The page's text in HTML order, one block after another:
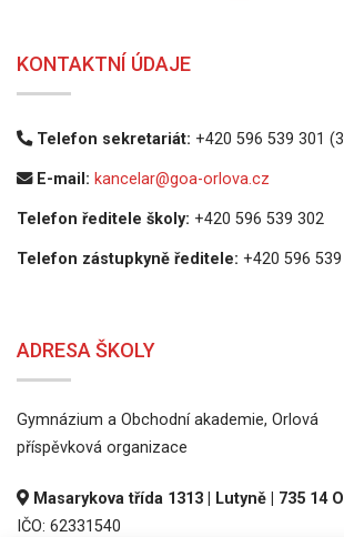
KONTAKTNÍ ÚDAJE
Telefon sekretariát: +420 596 539 301
E-mail: kancelar@goa-orlova.cz
Telefon ředitele školy: +420 596 539 302
Telefon zástupkyně ředitele: +420 596
ADRESA ŠKOLY
Gymnázium a Obchodní akademie, Orlová
příspěvková organizace
Masarykova třída 1313 | Lutyně | 735 14
IČO: 62331540